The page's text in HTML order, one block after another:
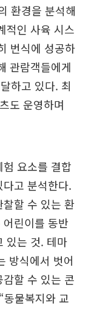
환경을 분석해
적인 사육 시스
번식에 성공하
관람객들에게
하고 있다. 최
도 운영하며
요소를 결합
고 분석한다.
할 수 있는 환
린이를 동반
있는 것. 테마
방식에서 벗어
할 수 있는 콘
물복지와 교